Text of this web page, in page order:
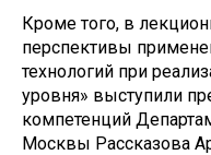
Кроме того, в
перспективы
технологий при
уровня» выступили
компетенций
Москвы Рассказова